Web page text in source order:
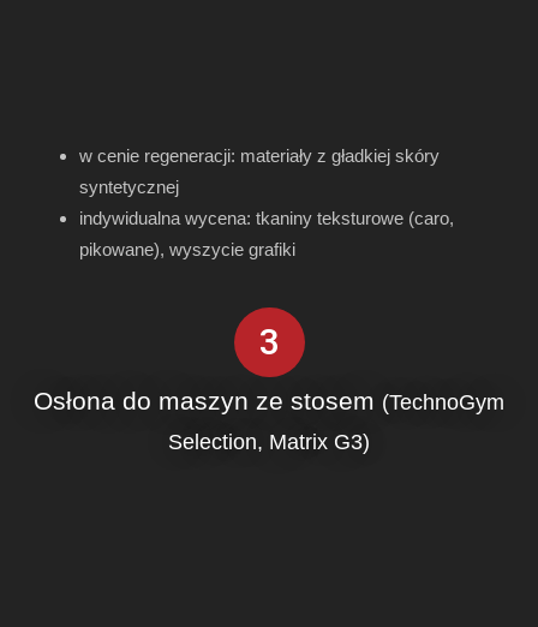
w cenie regeneracji: materiały z gładkiej skóry
syntetycznej
indywidualna wycena: tkaniny teksturowe (caro,
pikowane), wyszycie grafiki
3
Osłona do maszyn ze stosem (TechnoGym
Selection, Matrix G3)